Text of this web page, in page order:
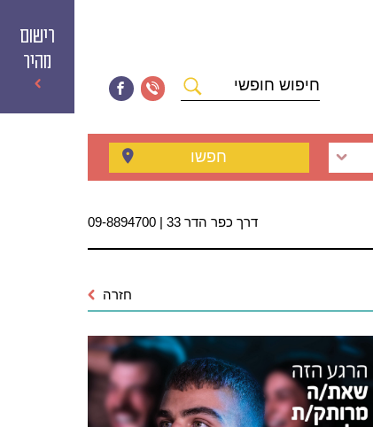
רישום
מהיר
חופשי
חפשו
דרך כפר הדר 33 | 09-8894700
חזרה